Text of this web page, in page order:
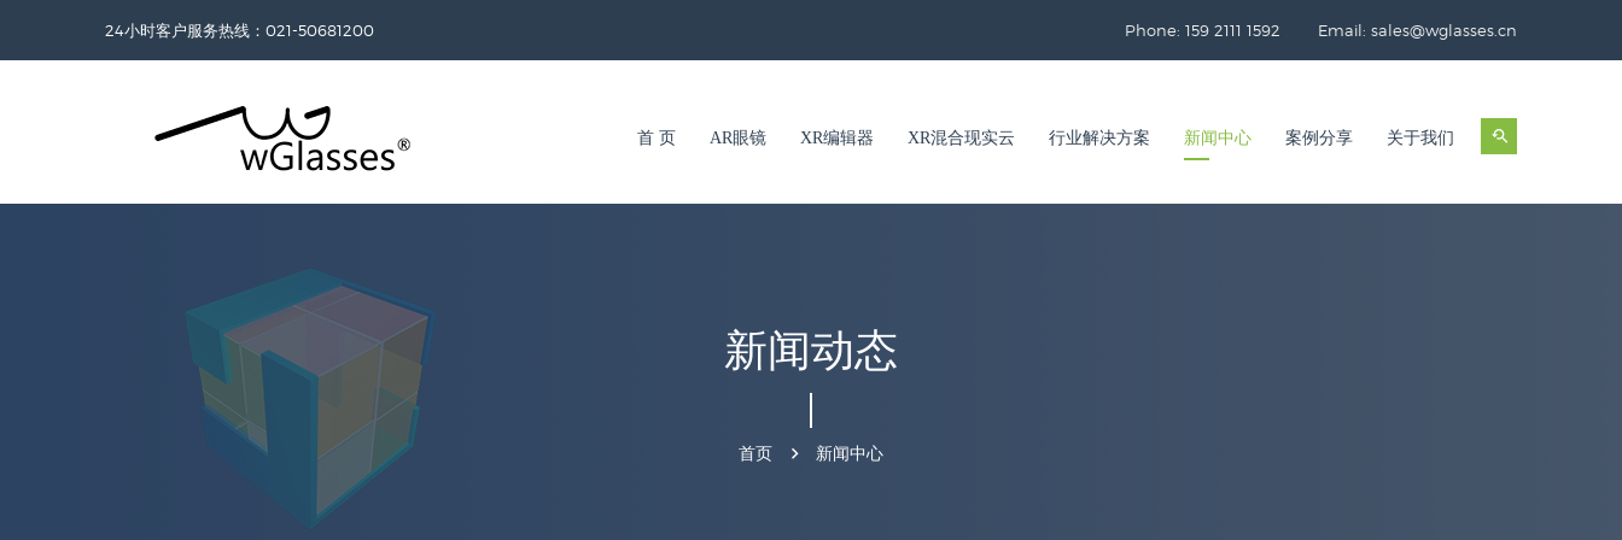
24小时客户服务热线：021-50681200 Phone: 159 2111 1592 Email: sales@wglasses.cn
首 页 AR眼镜 XR编辑器 XR混合现实云 行业解决方案 新闻中心 案例分享 关于我们
新闻动态
首页 新闻中心